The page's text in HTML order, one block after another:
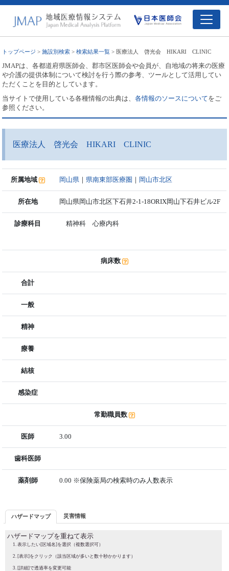
トップページ >施設別検索 >検索結果一覧 > 医療法人 啓光会 HIKARI CLINIC
JMAPは、各都道府県医師会、郡市区医師会や会員が、自地域の将来の医療
や介護の提供体制について検討を行う際の参考、ツールとして活用してい
ただくことを目的としています。
当サイトで使用している各種情報の出典は、各情報のソースについてをご
参照ください。
医療法人 啓光会 HIKARI CLINIC
所属地域 岡山県 ｜ 県南東部医療圏 ｜ 岡山市北区
所在地 岡山県岡山市北区下石井2-1-18ORIX岡山下石井ビル2F
診療科目 精神科 心療内科
病床数
合計
一般
精神
療養
結核
感染症
常勤職員数
医師 3.00
歯科医師
薬剤師 0.00 ※保険薬局の検索時のみ人数表示
ハザードマップ 災害情報
ハザードマップを重ねて表示
表示したい[区域名]を選択（複数選択可）
[表示]をクリック（該当区域が多いと数十秒かかります）
[詳細]で透過率を変更可能